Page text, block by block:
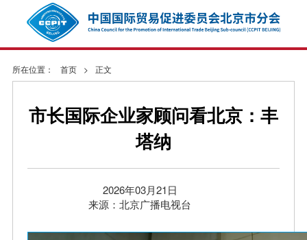
所在位置： 首页 > 正文
市长国际企业家顾问看北京：丰
塔纳
2026年03月21日
来源：北京广播电视台